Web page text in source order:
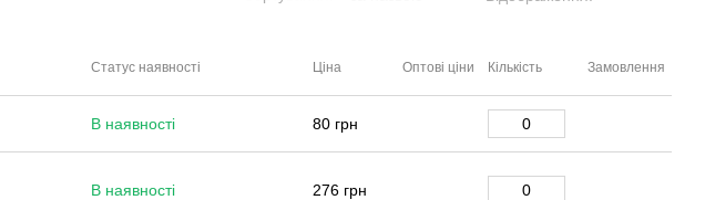
Статус наявності Ціна Оптові ціни Кількість Замовлення
В наявності 80 грн
В наявності 276 грн